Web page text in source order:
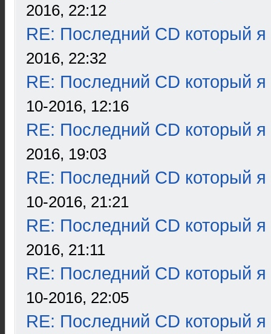
2016, 22:12
RE: Последний CD который я
2016, 22:32
RE: Последний CD который я
10-2016, 12:16
RE: Последний CD который я
2016, 19:03
RE: Последний CD который я
10-2016, 21:21
RE: Последний CD который я
2016, 21:11
RE: Последний CD который я
10-2016, 22:05
RE: Последний CD который я